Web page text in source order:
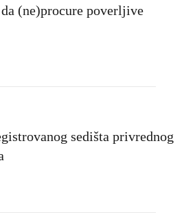
(ne)procure poverljive
sedišta privrednog